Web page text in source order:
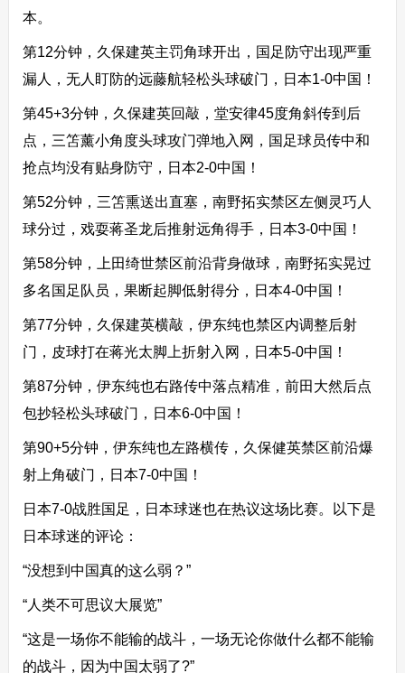
本。
第12分钟，久保建英主罚角球开出，国足防守出现严重
漏人，无人盯防的远藤航轻松头球破门，日本1-0中国！
第45+3分钟，久保建英回敲，堂安律45度角斜传到后
点，三笘薰小角度头球攻门弹地入网，国足球员传中和
抢点均没有贴身防守，日本2-0中国！
第52分钟，三笘熏送出直塞，南野拓实禁区左侧灵巧人
球分过，戏耍蒋圣龙后推射远角得手，日本3-0中国！
第58分钟，上田绮世禁区前沿背身做球，南野拓实晃过
多名国足队员，果断起脚低射得分，日本4-0中国！
第77分钟，久保建英横敲，伊东纯也禁区内调整后射
门，皮球打在蒋光太脚上折射入网，日本5-0中国！
第87分钟，伊东纯也右路传中落点精准，前田大然后点
包抄轻松头球破门，日本6-0中国！
第90+5分钟，伊东纯也左路横传，久保健英禁区前沿爆
射上角破门，日本7-0中国！
日本7-0战胜国足，日本球迷也在热议这场比赛。以下是
日本球迷的评论：
“没想到中国真的这么弱？”
“人类不可思议大展览”
“这是一场你不能输的战斗，一场无论你做什么都不能输
的战斗，因为中国太弱了?”